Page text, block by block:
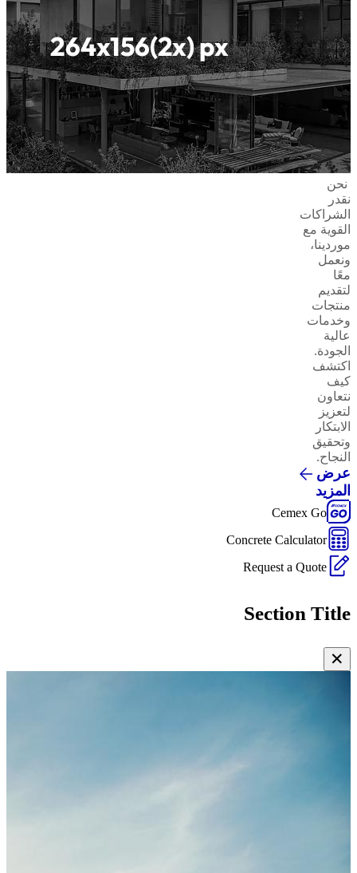
نحن
نقدر
الشراكات
القوية مع
موردينا،
ونعمل
معًا
لتقديم
منتجات
وخدمات
عالية
الجودة.
اكتشف
كيف
نتعاون
لتعزيز
الابتكار
وتحقيق
النجاح.
عرض
المزيد
Cemex Go
Concrete Calculator
Request a Quote
Section Title
✕